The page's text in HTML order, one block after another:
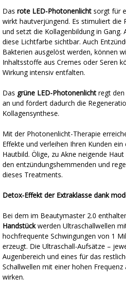
Das rote LED-Photonenlicht sorgt für
wirkt hautverjüngend. Es stimuliert die
und setzt die Kollagenbildung in Gang.
diese Lichtfarbe sichtbar. Auch
Bakterien ausgelöst werden, können
Inhaltsstoffe aus Cremes oder Seren
Wirkung intensiv entfalten.
Das grüne LED-Photonenlicht regt
an und fördert dadurch die
Kollagensynthese.
Mit der Photonenlicht-Therapie
Effekte und verleihen Ihren Kunden
Hautbild. Ölige, zu Akne neigende
den entzündungshemmenden und
dieses Treatments.
Detox-Effekt der Extraklasse dank
Bei dem im Beautymaster 2.0
Handstückwerden Ultraschallwellen
hochfrequente Schwingungen von 1
erzeugt. Die Ultraschall-Aufsätze –
Augenbereich und eines für das
Schallwellen mit einer hohen
wirken.